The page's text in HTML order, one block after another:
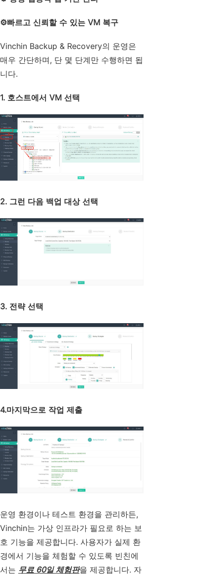
⚙️빠르고 신뢰할 수 있는 VM 복구
Vinchin Backup & Recovery의 운영은
매우 간단하며, 단 몇 단계만 수행하면 됩
니다.
1. 호스트에서 VM 선택
2. 그런 다음 백업 대상 선택
3. 전략 선택
4.마지막으로 작업 제출
운영 환경이나 테스트 환경을 관리하든,
Vinchin는 가상 인프라가 필요로 하는 보
호 기능을 제공합니다. 사용자가 실제 환
경에서 기능을 체험할 수 있도록 빈친에
서는 무료 60일 체험판을 제공합니다. 자